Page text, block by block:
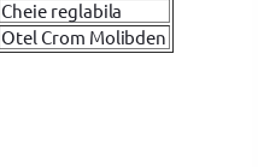
Cheie reglabila
Otel Crom Molibden